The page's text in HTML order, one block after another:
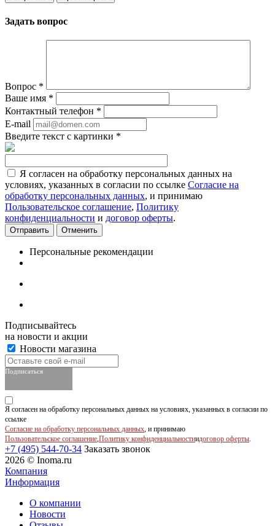
Задать вопрос
Вопрос *
Ваше имя *
Контактный телефон *
E-mail
Введите текст с картинки *
Я согласен на обработку персональных данных на
условиях, указанных в согласии по ссылке Согласие на
обработку персональных данных, и принимаю
Пользовательское соглашение, Политику
конфиденциальности и договор оферты.
Отменить
Персональные рекомендации
Подписывайтесь
на новости и акции
Новости магазина
Подписаться
Я согласен на обработку персональных данных на условиях, указанных в согласии по
ссылке
Согласие на обработку персональных данных, и принимаю
Пользовательское соглашение,Политику конфиденциальностиидоговор оферты.
+7 (495) 544-70-34 Заказать звонок
2026 © Inoma.ru
Компания
Информация
О компании
Новости